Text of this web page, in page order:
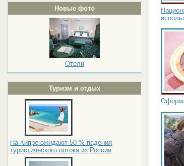
Новые фото
Отели
Туризм и отдых
На Кипре ожидают 50 % падения
туристического потока из России